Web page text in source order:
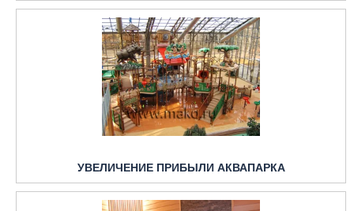
УВЕЛИЧЕНИЕ ПРИБЫЛИ АКВАПАРКА